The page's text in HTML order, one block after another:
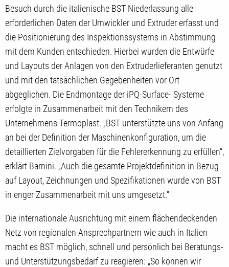
Besuch durch die italienische BST Niederlassung alle
erforderlichen Daten der Umwickler und Extruder erfasst und
die Positionierung des Inspektionssystems in Abstimmung
mit dem Kunden entschieden. Hierbei wurden die Entwürfe
und Layouts der Anlagen von den Extruderlieferanten genutzt
und mit den tatsächlichen Gegebenheiten vor Ort
abgeglichen. Die Endmontage der iPQ-Surface- Systeme
erfolgte in Zusammenarbeit mit den Technikern des
Unternehmens Termoplast. „BST unterstützte uns von Anfang
an bei der Definition der Maschinenkonfiguration, um die
detaillierten Zielvorgaben für die Fehlererkennung zu erfüllen“,
erklärt Barnini. „Auch die gesamte Projektdefinition in Bezug
auf Layout, Zeichnungen und Spezifikationen wurde von BST
in enger Zusammenarbeit mit uns umgesetzt.“
Die internationale Ausrichtung mit einem flächendeckenden
Netz von regionalen Ansprechpartnern wie auch in Italien
macht es BST möglich, schnell und persönlich bei Beratungs-
und Unterstützungsbedarf zu reagieren: „So können wir